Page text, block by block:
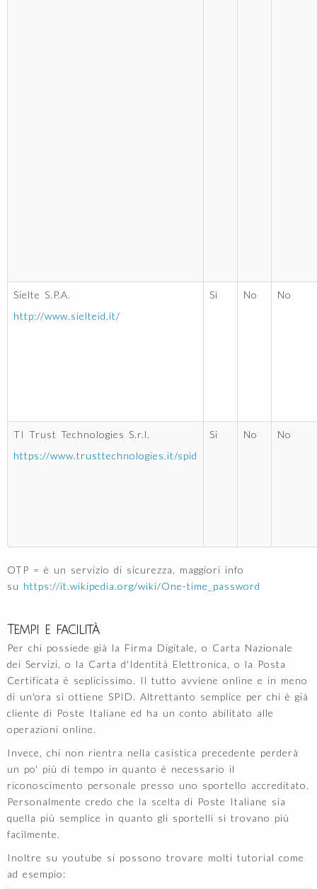
Sielte S.P.A.
http://www.sielteid.it/
Si No No
TI Trust Technologies S.r.l.
https://www.trusttechnologies.it/spid
Si No No
OTP = è un servizio di sicurezza, maggiori info
su https://it.wikipedia.org/wiki/One-time_password
Tempi e facilità
Per chi possiede già la Firma Digitale, o Carta Nazionale
dei Servizi, o la Carta d'Identità Elettronica, o la Posta
Certificata è seplicissimo. Il tutto avviene online e in meno
di un'ora si ottiene SPID. Altrettanto semplice per chi è già
cliente di Poste Italiane ed ha un conto abilitato alle
operazioni online.
Invece, chi non rientra nella casistica precedente perderà
un po' più di tempo in quanto è necessario il
riconoscimento personale presso uno sportello accreditato.
Personalmente credo che la scelta di Poste Italiane sia
quella più semplice in quanto gli sportelli si trovano più
facilmente.
Inoltre su youtube si possono trovare molti tutorial come
ad esempio: